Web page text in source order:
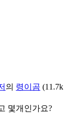
의 령이곰 (11.7k
몇개인가요?